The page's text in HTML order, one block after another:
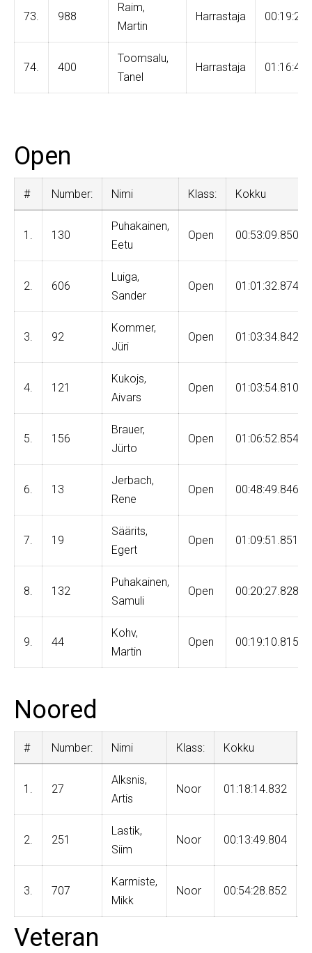
73. 988
Raim,
Martin
Harrastaja
74. 400
Toomsalu,
Tanel
Harrastaja
Open
# Number: Nimi Klass: Kokku
1. 130
Puhakainen,
Eetu
Open 00:53:09.850
2. 606
Luiga,
Sander
Open 01:01:32.874
3. 92
Kommer,
Jüri
Open 01:03:34.842
4. 121
Kukojs,
Aivars
Open 01:03:54.810
5. 156
Brauer,
Jürto
Open 01:06:52.854
6. 13
Jerbach,
Rene
Open 00:48:49.846
7. 19
Säärits,
Egert
Open 01:09:51.851
8. 132
Puhakainen,
Samuli
Open 00:20:27.828
9. 44
Kohv,
Martin
Open 00:19:10.815
Noored
# Number: Nimi Klass: Kokku
1. 27
Alksnis,
Artis
Noor 01:18:14.832
2. 251
Lastik,
Siim
Noor 00:13:49.804
3. 707
Karmiste,
Mikk
Noor 00:54:28.852
Veteran